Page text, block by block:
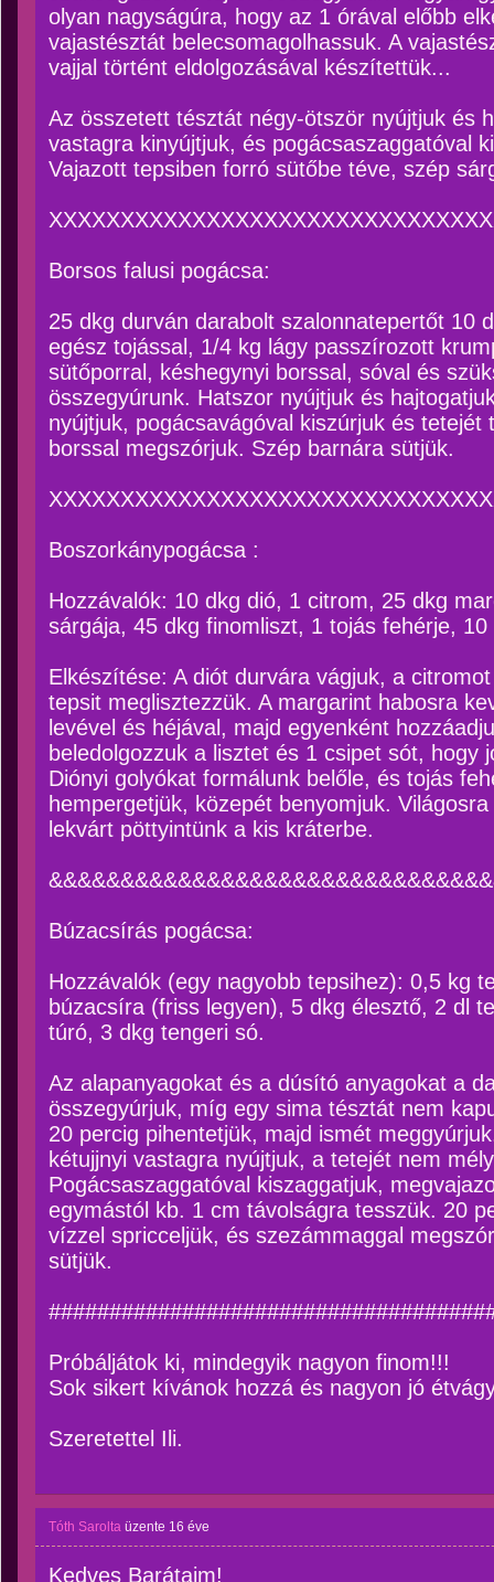
olyan nagyságúra, hogy az 1 órával előbb
vajastésztát belecsomagolhassuk. A
vajjal történt eldolgozásával készítettük...
Az összetett tésztát négy-ötször nyújtjuk és
vastagra kinyújtjuk, és pogácsaszaggatóval
Vajazott tepsiben forró sütőbe téve, szép
Borsos falusi pogácsa:
25 dkg durván darabolt szalonnatepertőt 10
egész tojással, 1/4 kg lágy passzírozott
sütőporral, késhegynyi borssal, sóval és
összegyúrunk. Hatszor nyújtjuk és
nyújtjuk, pogácsavágóval kiszúrjuk és tetejét
borssal megszórjuk. Szép barnára sütjük.
Boszorkánypogácsa :
Hozzávalók: 10 dkg dió, 1 citrom, 25 dkg
sárgája, 45 dkg finomliszt, 1 tojás fehérje,
Elkészítése: A diót durvára vágjuk, a
tepsit meglisztezzük. A margarint habosra
levével és héjával, majd egyenként
beledolgozzuk a lisztet és 1 csipet sót, hogy
Diónyi golyókat formálunk belőle, és tojás
hempergetjük, közepét benyomjuk.
lekvárt pöttyintünk a kis kráterbe.
Búzacsírás pogácsa:
Hozzávalók (egy nagyobb tepsihez): 0,5 kg
búzacsíra (friss legyen), 5 dkg élesztő, 2 dl
túró, 3 dkg tengeri só.
Az alapanyagokat és a dúsító anyagokat a
összegyúrjuk, míg egy sima tésztát nem
20 percig pihentetjük, majd ismét
kétujjnyi vastagra nyújtjuk, a tetejét nem
Pogácsaszaggatóval kiszaggatjuk,
egymástól kb. 1 cm távolságra tesszük. 20
vízzel spricceljük, és szezámmaggal
sütjük.
Próbáljátok ki, mindegyik nagyon finom!!!
Sok sikert kívánok hozzá és nagyon jó
Szeretettel Ili.
Tóth Sarolta üzente 16 éve
Kedves Barátaim!